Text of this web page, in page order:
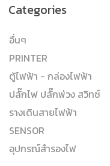
Categories
อื่นๆ
PRINTER
ตู้ไฟฟ้า - กล่องไฟฟ้า
ปลั๊กไฟ ปลั๊กพ่วง สวิทช์
รางเดินสายไฟฟ้า
SENSOR
อุปกรณ์สำรองไฟ